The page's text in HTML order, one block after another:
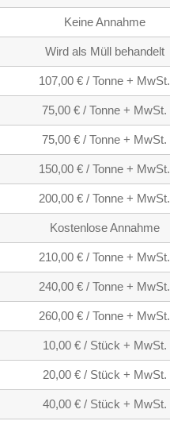
Keine Annahme
Wird als Müll behandelt
107,00 € / Tonne + MwSt.
75,00 € / Tonne + MwSt.
75,00 € / Tonne + MwSt.
150,00 € / Tonne + MwSt.
200,00 € / Tonne + MwSt.
Kostenlose Annahme
210,00 € / Tonne + MwSt.
240,00 € / Tonne + MwSt.
260,00 € / Tonne + MwSt.
10,00 € / Stück + MwSt.
20,00 € / Stück + MwSt.
40,00 € / Stück + MwSt.